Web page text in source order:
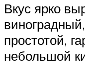
Вкус ярко
простотой,
небольшой